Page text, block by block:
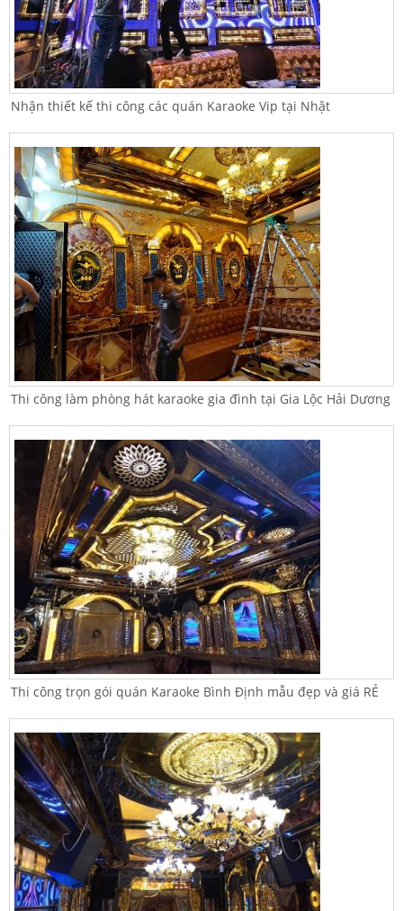
Nhận thiết kế thi công các quán Karaoke Vip tại Nhật
Thi công làm phòng hát karaoke gia đình tại Gia Lộc Hải Dương
Thi công trọn gói quán Karaoke Bình Định mẫu đẹp và giá RẺ